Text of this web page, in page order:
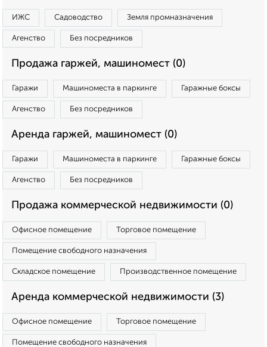
ИЖС Садоводство Земля промназначения
Агенство Без посредников
Продажа гаржей, машиномест (0)
Гаражи Машиноместа в паркинге Гаражные боксы
Агенство Без посредников
Аренда гаржей, машиномест (0)
Гаражи Машиноместа в паркинге Гаражные боксы
Агенство Без посредников
Продажа коммерческой недвижимости (0)
Офисное помещение Торговое помещение
Помещение свободного назначения
Складское помещение Производственное помещение
Аренда коммерческой недвижимости (3)
Офисное помещение Торговое помещение
Помещение свободного назначения